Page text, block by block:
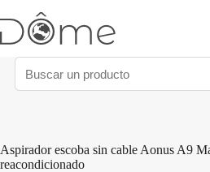
al
contenido
Aspirador escoba sin cable Aonus A9
reacondicionado